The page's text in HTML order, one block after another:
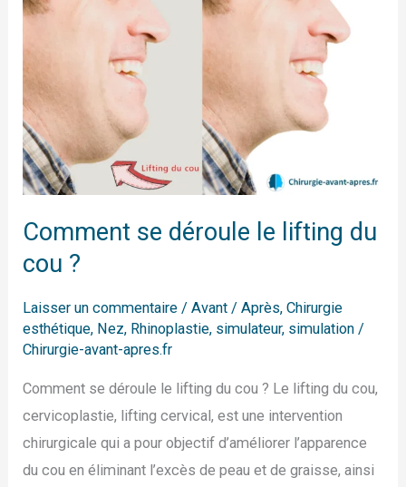
Comment se déroule le lifting du
cou ?
Laisser un commentaire /Avant / Après,Chirurgie
esthétique, Nez, Rhinoplastie, simulateur, simulation /
Chirurgie-avant-apres.fr
Comment se déroule le lifting du cou ? Le lifting du cou,
cervicoplastie, lifting cervical, est une intervention
chirurgicale qui a pour objectif d’améliorer l’apparence
du cou en éliminant l’excès de peau et de graisse, ainsi
cou